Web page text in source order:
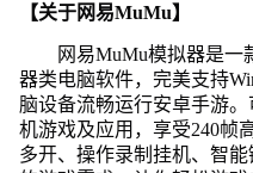
【关于网易MuMu】
网易MuMu模拟器是一
器类电脑软件，完美支持
脑设备流畅运行安卓手游
机游戏及应用，享受240帧
多开、操作录制挂机、智